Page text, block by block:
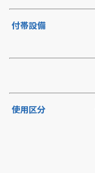
付帯設備
使用区分